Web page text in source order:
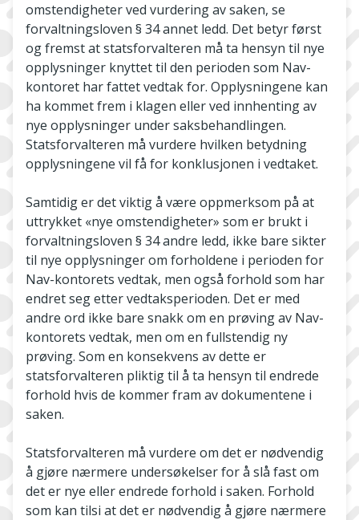
omstendigheter ved vurdering av saken, se
forvaltningsloven § 34 annet ledd. Det betyr først
og fremst at statsforvalteren må ta hensyn til nye
opplysninger knyttet til den perioden som Nav-
kontoret har fattet vedtak for. Opplysningene kan
ha kommet frem i klagen eller ved innhenting av
nye opplysninger under saksbehandlingen.
Statsforvalteren må vurdere hvilken betydning
opplysningene vil få for konklusjonen i vedtaket.
Samtidig er det viktig å være oppmerksom på at
uttrykket «nye omstendigheter» som er brukt i
forvaltningsloven § 34 andre ledd, ikke bare sikter
til nye opplysninger om forholdene i perioden for
Nav­-kontorets vedtak, men også forhold som har
endret seg etter vedtaksperioden. Det er med
andre ord ikke bare snakk om en prøving av Nav­
kontorets vedtak, men om en fullstendig ny
prøving. Som en konsekvens av dette er
statsforvalteren pliktig til å ta hensyn til endrede
forhold hvis de kommer fram av dokumentene i
saken.
Statsforvalteren må vurdere om det er nødvendig
å gjøre nærmere undersøkelser for å slå fast om
det er nye eller endrede forhold i saken. Forhold
som kan tilsi at det er nødvendig å gjøre nærmere